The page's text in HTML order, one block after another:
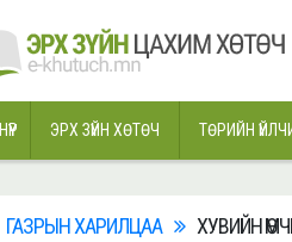
НҮҮР ЭРХ ЗҮЙН ХӨТӨЧ ТӨРИЙН
ГАЗРЫН ХАРИЛЦАА ХУВИЙН